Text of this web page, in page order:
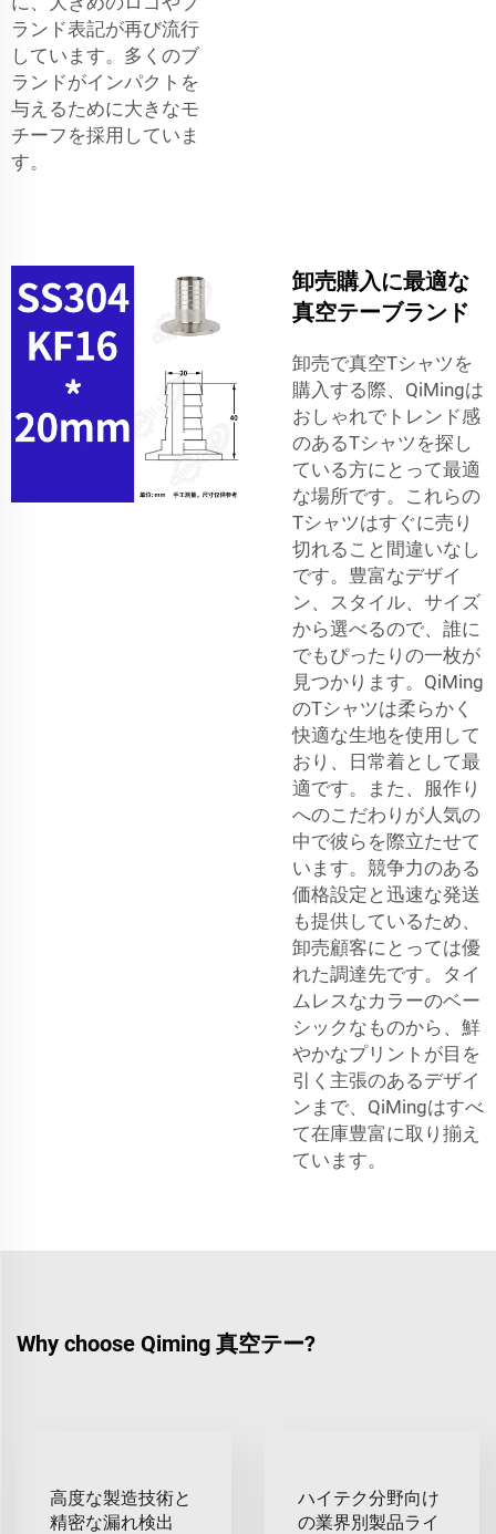
ランド表記が再び流行
しています。多くのブ
ランドがインパクトを
与えるために大きなモ
チーフを採用していま
す。
卸売購入に最適な
真空テーブランド
卸売で真空Tシャツを
購入する際、QiMingは
おしゃれでトレンド感
のあるTシャツを探し
ている方にとって最適
な場所です。これらの
Tシャツはすぐに売り
切れること間違いなし
です。豊富なデザイ
ン、スタイル、サイズ
から選べるので、誰に
でもぴったりの一枚が
見つかります。QiMing
のTシャツは柔らかく
快適な生地を使用して
おり、日常着として最
適です。また、服作り
へのこだわりが人気の
中で彼らを際立たせて
います。競争力のある
価格設定と迅速な発送
も提供しているため、
卸売顧客にとっては優
れた調達先です。タイ
ムレスなカラーのベー
シックなものから、鮮
やかなプリントが目を
引く主張のあるデザイ
ンまで、QiMingはすべ
て在庫豊富に取り揃え
ています。
Why choose Qiming 真空テー?
高度な製造技術と
精密な漏れ検出
ハイテク分野向け
の業界別製品ライ